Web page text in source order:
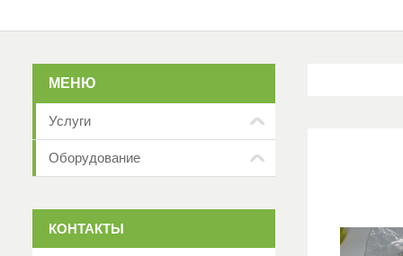
Услуги
Оборудование
КОНТАКТЫ